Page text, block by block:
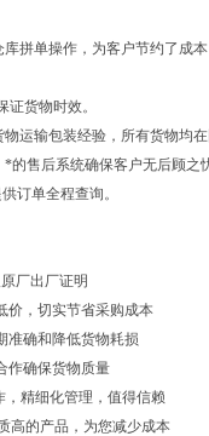
拼单操作，为客户节约了成
货物时效。
运输包装经验，所有货物均
售后系统确保客户无后顾之
订单全程查询。
厂出厂证明
价，切实节省采购成本
准确和降低货物耗损
作确保货物质量
，精细化管理，值得信赖
高的产品，为您减少成本